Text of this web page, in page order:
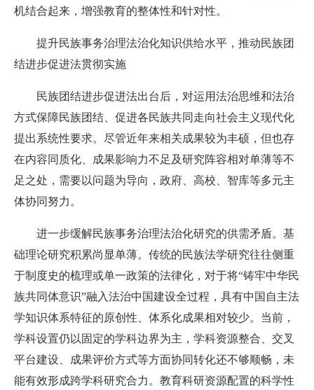
机结合起来，增强教育的整体性和针对性。
提升民族事务治理法治化知识供给水平，推动民族团
结进步促进法贯彻实施
民族团结进步促进法出台后，对运用法治思维和法治
方式保障民族团结、促进各民族共同走向社会主义现代化
提出系统性要求。尽管近年来相关成果较为丰硕，但也存
在内容同质化、成果影响力不足及研究阵容相对单薄等不
足之处，需要以问题为导向，政府、高校、智库等多元主
体协同努力。
进一步缓解民族事务治理法治化研究的供需矛盾。 基
础理论研究积累尚显单薄。传统的民族法学研究往往侧重
于制度史的梳理或单一政策的法律化，对于将“铸牢中华民
族共同体意识”融入法治中国建设全过程，具有中国自主法
学知识体系特征的原创性、体系化成果相对较少。当前，
学科设置仍以固定的学科边界为主，学科资源整合、交叉
平台建设、成果评价方式等方面协同转化还不够顺畅，未
能有效形成跨学科研究合力。教育科研资源配置的科学性